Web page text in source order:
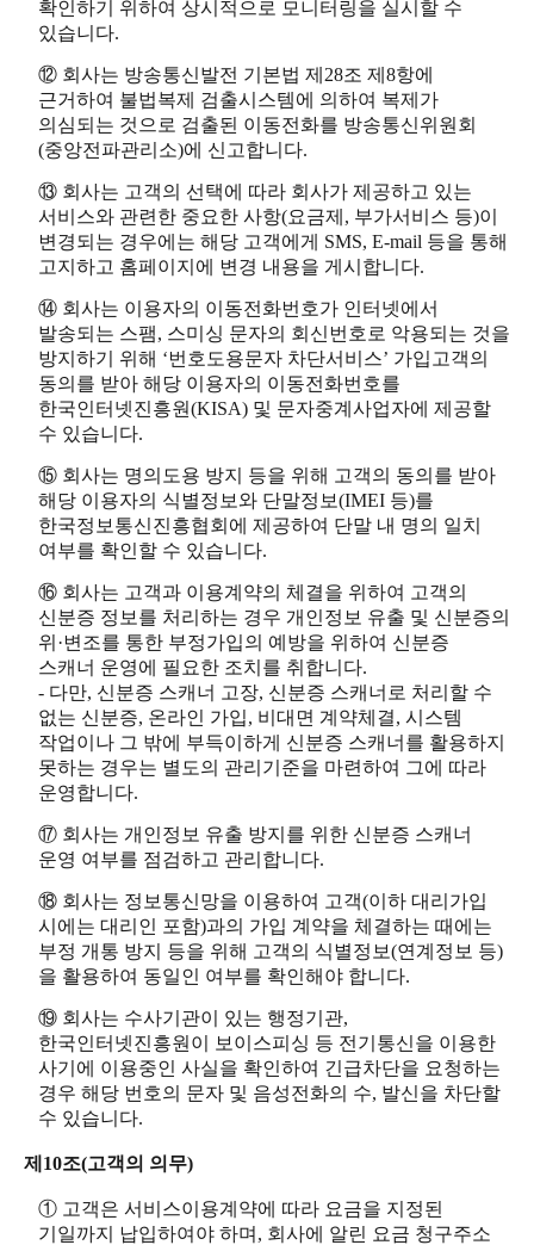
확인하기 위하여 상시적으로 모니터링을 실시할 수
있습니다.
⑫ 회사는 방송통신발전 기본법 제28조 제8항에
근거하여 불법복제 검출시스템에 의하여 복제가
의심되는 것으로 검출된 이동전화를 방송통신위원회
(중앙전파관리소)에 신고합니다.
⑬ 회사는 고객의 선택에 따라 회사가 제공하고 있는
서비스와 관련한 중요한 사항(요금제, 부가서비스 등)이
변경되는 경우에는 해당 고객에게 SMS, E-mail 등을 통해
고지하고 홈페이지에 변경 내용을 게시합니다.
⑭ 회사는 이용자의 이동전화번호가 인터넷에서
발송되는 스팸, 스미싱 문자의 회신번호로 악용되는 것을
방지하기 위해 ‘번호도용문자 차단서비스’ 가입고객의
동의를 받아 해당 이용자의 이동전화번호를
한국인터넷진흥원(KISA) 및 문자중계사업자에 제공할
수 있습니다.
⑮ 회사는 명의도용 방지 등을 위해 고객의 동의를 받아
해당 이용자의 식별정보와 단말정보(IMEI 등)를
한국정보통신진흥협회에 제공하여 단말 내 명의 일치
여부를 확인할 수 있습니다.
⑯ 회사는 고객과 이용계약의 체결을 위하여 고객의
신분증 정보를 처리하는 경우 개인정보 유출 및 신분증의
위·변조를 통한 부정가입의 예방을 위하여 신분증
스캐너 운영에 필요한 조치를 취합니다.
- 다만, 신분증 스캐너 고장, 신분증 스캐너로 처리할 수
없는 신분증, 온라인 가입, 비대면 계약체결, 시스템
작업이나 그 밖에 부득이하게 신분증 스캐너를 활용하지
못하는 경우는 별도의 관리기준을 마련하여 그에 따라
운영합니다.
⑰ 회사는 개인정보 유출 방지를 위한 신분증 스캐너
운영 여부를 점검하고 관리합니다.
⑱ 회사는 정보통신망을 이용하여 고객(이하 대리가입
시에는 대리인 포함)과의 가입 계약을 체결하는 때에는
부정 개통 방지 등을 위해 고객의 식별정보(연계정보 등)
을 활용하여 동일인 여부를 확인해야 합니다.
⑲ 회사는 수사기관이 있는 행정기관,
한국인터넷진흥원이 보이스피싱 등 전기통신을 이용한
사기에 이용중인 사실을 확인하여 긴급차단을 요청하는
경우 해당 번호의 문자 및 음성전화의 수, 발신을 차단할
수 있습니다.
제10조(고객의 의무)
① 고객은 서비스이용계약에 따라 요금을 지정된
기일까지 납입하여야 하며, 회사에 알린 요금 청구주소